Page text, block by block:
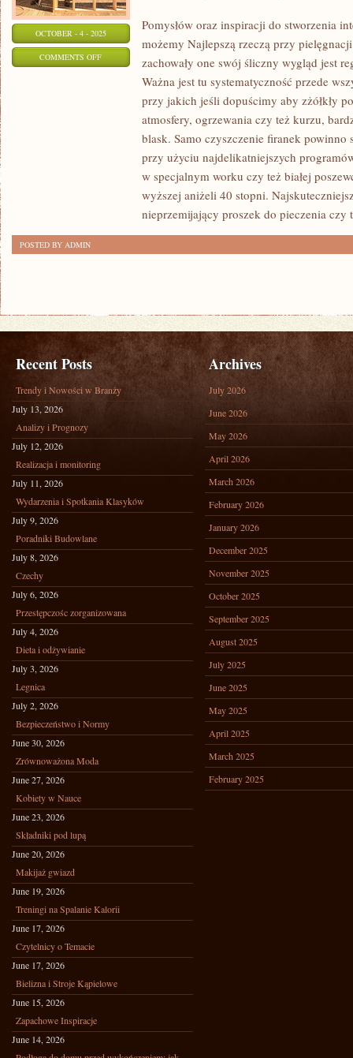
OCTOBER - 4 - 2025
COMMENTS OFFON
POMYSŁÓW
STWORZENIA
ATRAKCYJNEJ
ARANŻACJI
OKNIE
JESTEŚMY
Pomysłów oraz inspiracji do stworzenia
możemy Najlepszą rzeczą przy
zachowały one swój śliczny wygląd jest
Ważna jest tu systematyczność przede
przy jakich jeśli dopuścimy aby zżółkły
atmosfery, ogrzewania czy też kurzu,
blask. Samo czyszczenie firanek powinno
przy użyciu najdelikatniejszych
w specjalnym worku czy też białej
wyższej aniżeli 40 stopni.
nieprzemijający proszek do pieczenia czy
POSTED BY ADMIN
Recent Posts
Trendy i Nowości w Branży
July 13, 2026
Analizy i Prognozy
July 12, 2026
Realizacja i monitoring
July 11, 2026
Wydarzenia i Spotkania Klasyków
July 9, 2026
Poradniki Budowlane
July 8, 2026
Czechy
July 6, 2026
Przestępczośc zorganizowana
July 4, 2026
Dieta i odżywianie
July 3, 2026
Legnica
July 2, 2026
Bezpieczeństwo i Normy
June 30, 2026
Zrównoważona Moda
June 27, 2026
Kobiety w Nauce
June 23, 2026
Składniki pod lupą
June 20, 2026
Makijaż gwiazd
June 19, 2026
Treningi na Spalanie Kalorii
June 17, 2026
Czytelnicy o Temacie
June 17, 2026
Bielizna i Stroje Kąpielowe
June 15, 2026
Zapachowe Inspiracje
June 14, 2026
Archives
July 2026
June 2026
May 2026
April 2026
March 2026
February 2026
January 2026
December 2025
November 2025
October 2025
September 2025
August 2025
July 2025
June 2025
May 2025
April 2025
March 2025
February 2025